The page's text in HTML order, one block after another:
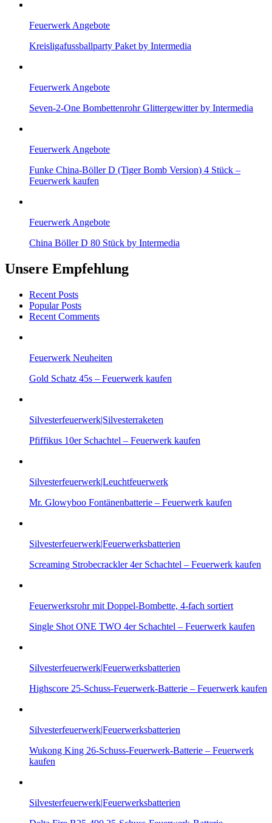
Feuerwerk Angebote
Kreisligafussballparty Paket by Intermedia
Feuerwerk Angebote
Seven-2-One Bombettenrohr Glittergewitter by Intermedia
Feuerwerk Angebote
Funke China-Böller D (Tiger Bomb Version) 4 Stück –
Feuerwerk kaufen
Feuerwerk Angebote
China Böller D 80 Stück by Intermedia
Unsere Empfehlung
Recent Posts
Popular Posts
Recent Comments
Feuerwerk Neuheiten
Gold Schatz 45s – Feuerwerk kaufen
Silvesterfeuerwerk|Silvesterraketen
Pfiffikus 10er Schachtel – Feuerwerk kaufen
Silvesterfeuerwerk|Leuchtfeuerwerk
Mr. Glowyboo Fontänenbatterie – Feuerwerk kaufen
Silvesterfeuerwerk|Feuerwerksbatterien
Screaming Strobecrackler 4er Schachtel – Feuerwerk kaufen
Feuerwerksrohr mit Doppel-Bombette, 4-fach sortiert
Single Shot ONE TWO 4er Schachtel – Feuerwerk kaufen
Silvesterfeuerwerk|Feuerwerksbatterien
Highscore 25-Schuss-Feuerwerk-Batterie – Feuerwerk kaufen
Silvesterfeuerwerk|Feuerwerksbatterien
Wukong King 26-Schuss-Feuerwerk-Batterie – Feuerwerk
kaufen
Silvesterfeuerwerk|Feuerwerksbatterien